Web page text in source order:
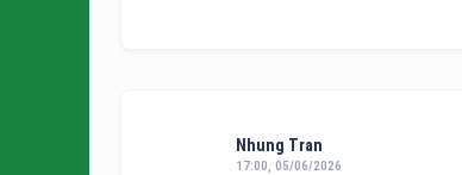
Nhung Tran
17:00, 05/06/2026